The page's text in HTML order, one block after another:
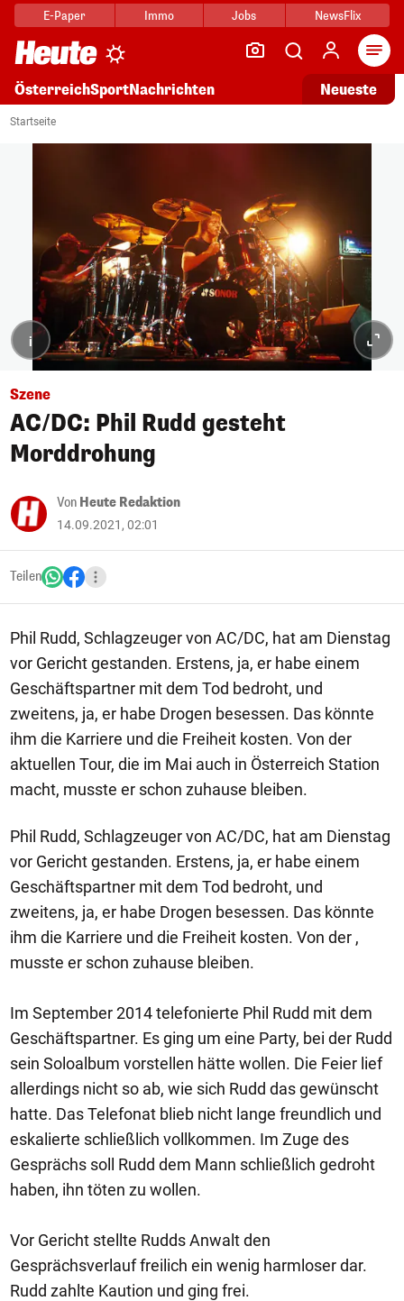
E-Paper Immo Jobs NewsFlix
ÖsterreichSportNachrichten Neueste
Startseite
i
Szene
AC/DC: Phil Rudd gesteht
Morddrohung
Von Heute Redaktion
14.09.2021, 02:01
Teilen
Phil Rudd, Schlagzeuger von AC/DC, hat am Dienstag
vor Gericht gestanden. Erstens, ja, er habe einem
Geschäftspartner mit dem Tod bedroht, und
zweitens, ja, er habe Drogen besessen. Das könnte
ihm die Karriere und die Freiheit kosten. Von der
aktuellen Tour, die im Mai auch in Österreich Station
macht, musste er schon zuhause bleiben.
Phil Rudd, Schlagzeuger von AC/DC, hat am Dienstag
vor Gericht gestanden. Erstens, ja, er habe einem
Geschäftspartner mit dem Tod bedroht, und
zweitens, ja, er habe Drogen besessen. Das könnte
ihm die Karriere und die Freiheit kosten. Von der ,
musste er schon zuhause bleiben.
Im September 2014 telefonierte Phil Rudd mit dem
Geschäftspartner. Es ging um eine Party, bei der Rudd
sein Soloalbum vorstellen hätte wollen. Die Feier lief
allerdings nicht so ab, wie sich Rudd das gewünscht
hatte. Das Telefonat blieb nicht lange freundlich und
eskalierte schließlich vollkommen. Im Zuge des
Gesprächs soll Rudd dem Mann schließlich gedroht
haben, ihn töten zu wollen.
Vor Gericht stellte Rudds Anwalt den
Gesprächsverlauf freilich ein wenig harmloser dar.
Rudd zahlte Kaution und ging frei.